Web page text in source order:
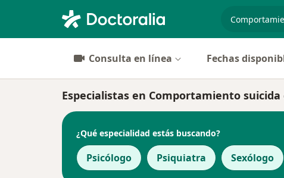
Consulta en línea Fechas
Especialistas en Comportamiento suicida
¿Qué especialidad estás buscando?
Psicólogo Psiquiatra Sexólogo